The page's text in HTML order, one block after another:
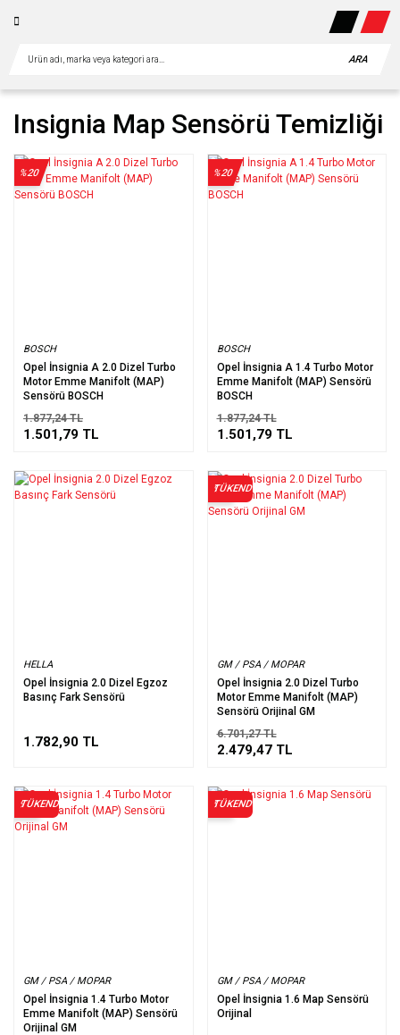
ARA
Insignia Map Sensörü Temizliği
BOSCH
Opel İnsignia A 2.0 Dizel Turbo
Motor Emme Manifolt (MAP)
Sensörü BOSCH
%20
1.877,24 TL
1.501,79 TL
BOSCH
Opel İnsignia A 1.4 Turbo Motor
Emme Manifolt (MAP) Sensörü
BOSCH
%20
1.877,24 TL
1.501,79 TL
HELLA
Opel İnsignia 2.0 Dizel Egzoz
Basınç Fark Sensörü
1.782,90 TL
TÜKENDİ
GM / PSA / MOPAR
Opel İnsignia 2.0 Dizel Turbo
Motor Emme Manifolt (MAP)
Sensörü Orijinal GM
%63
6.701,27 TL
2.479,47 TL
TÜKENDİ
GM / PSA / MOPAR
Opel İnsignia 1.4 Turbo Motor
Emme Manifolt (MAP) Sensörü
Orijinal GM
%63 TÜKENDİ
GM / PSA / MOPAR
Opel İnsignia 1.6 Map Sensörü
Orijinal
%50